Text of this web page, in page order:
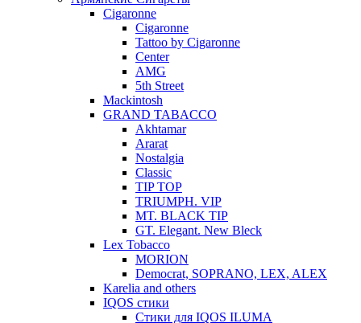
Cigaronne
Cigaronne
Tattoo by Cigaronne
Center
AMG
5th Street
Mackintosh
GRAND TABACCO
Akhtamar
Ararat
Nostalgia
Classic
TIP TOP
TRIUMPH. VIP
MT. BLACK TIP
GT. Elegant. New Bleck
Lex Tobacco
MORION
Democrat, SOPRANO, LEX, ALEX
Karelia and others
IQOS стики
Стики для IQOS ILUMA